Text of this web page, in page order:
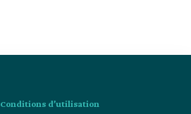
Conditions d’utilisation